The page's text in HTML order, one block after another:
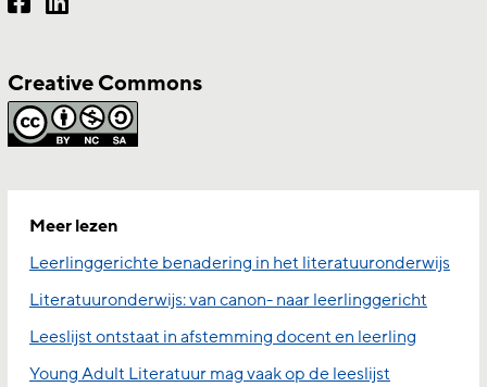
Meer lezen
Leerlinggerichte benadering in het literatuuronderwijs
Literatuuronderwijs: van canon- naar leerlinggericht
Leeslijst ontstaat in afstemming docent en leerling
Young Adult Literatuur mag vaak op de leeslijst
Creative Commons